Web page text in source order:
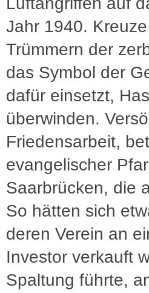
Jahr 1940.
Trümmern der
das Symbol der
dafür einsetzt,
überwinden.
Friedensarbeit,
evangelischer
Saarbrücken, die
So hätten sich
deren Verein an
Investor verkauft
Spaltung führte,